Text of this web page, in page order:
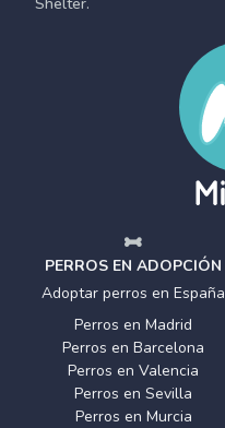
PERROS EN ADOPCIÓN
Adoptar perros en España
Perros en Madrid
Perros en Barcelona
Perros en Valencia
Perros en Sevilla
Perros en Murcia